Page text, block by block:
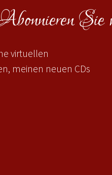
Sie
virtuellen
meinen neuen CDs